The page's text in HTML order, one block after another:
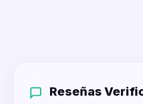
Reseñas